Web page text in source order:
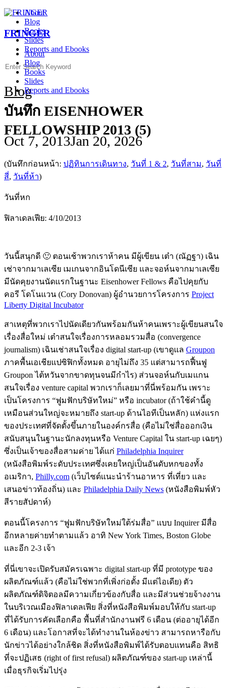
Skip
content
FRINGER
About
Blog
Books
Slides
Reports and Ebooks
About
Blog
Books
Slides
Reports and Ebooks
Search
Blog
บันทึก EISENHOWER
FELLOWSHIP 2013 (5)
Oct 7, 2013Jan 20, 2026
(บันทึกก่อนหน้า: ปฏิทินการเดินทาง, วันที่ 1 & 2, วันที่สาม, วันที่
สี่, วันที่ห้า)
วันที่หก
ฟิลาเดลเฟีย: 4/10/2013
วันนี้สนุกดี 🙂 ตอนเช้าพวกเราห้าคน มีผู้เขียน เต๋า (ณัฏฐา) เฉิน
เช่าจากมาเลเซีย เมเกนจากอินโดนีเซีย และจอห์นจากมาเลเซีย
มีนัดคุยงานนัดแรกในฐานะ Eisenhower Fellows คือไปคุยกับ
คอรี โดโนแวน (Cory Donovan) ผู้อำนวยการโครงการ Project
Liberty Digital Incubator
สาเหตุที่พวกเราไปนัดเดียวกันพร้อมกันห้าคนเพราะผู้เขียนสนใจ
เรื่องสื่อใหม่ เต๋าสนใจเรื่องการหลอมรวมสื่อ (convergence
journalism) เฉินเช่าสนใจเรื่อง digital start-up (เขาดูแล Groupon
ภาคพื้นเอเชียแปซิฟิกทั้งหมด อายุไม่ถึง 35 แต่สามารถฟื้นฟู
Groupon ไต้หวันจากขาดทุนจนมีกำไร) ส่วนจอห์นกับเมแกน
สนใจเรื่อง venture capital พวกเราก็เลยมาที่นี่พร้อมกัน เพราะ
เป็นโครงการ “ฟูมฟักบริษัทใหม่” หรือ incubator (ถ้าใช้คำนี้ดู
เหมือนส่วนใหญ่จะหมายถึง start-up ด้านไอทีเป็นหลัก) แห่งแรก
ของประเทศที่จัดตั้งขึ้นภายในองค์กรสื่อ (คือไม่ใช่สื่อออกเงิน
สนับสนุนในฐานะนักลงทุนหรือ Venture Capital ใน start-up เฉยๆ)
ซึ่งเป็นเจ้าของสื่อสามค่าย ได้แก่ Philadelphia Inquirer
(หนังสือพิมพ์ระดับประเทศซึ่งเคยใหญ่เป็นอันดับหกของทั้ง
อเมริกา, Philly.com (เว็บไซต์แนะนำร้านอาหาร ที่เที่ยว และ
เสนอข่าวท้องถิ่น) และ Philadelphia Daily News (หนังสือพิมพ์หัว
สีรายสัปดาห์)
ตอนนี้โครงการ “ฟูมฟักบริษัทใหม่ใต้ร่มสื่อ” แบบ Inquirer มีสื่อ
อีกหลายค่ายทำตามแล้ว อาทิ New York Times, Boston Globe
และอีก 2-3 เจ้า
ที่นี่เขาจะเปิดรับสมัครเฉพาะ digital start-up ที่มี prototype ของ
ผลิตภัณฑ์แล้ว (คือไม่ใช่พวกที่เพิ่งก่อตั้ง มีแต่ไอเดีย) ตัว
ผลิตภัณฑ์ดิจิตอลมีความเกี่ยวข้องกับสื่อ และมีส่วนช่วยจ้างงาน
ในบริเวณเมืองฟิลาเดลเฟีย สิ่งที่หนังสือพิมพ์มอบให้กับ start-up
ที่ได้รับการคัดเลือกคือ พื้นที่สำนักงานฟรี 6 เดือน (ต่ออายุได้อีก
6 เดือน) และโอกาสที่จะได้ทำงานในห้องข่าว สามารถหารือกับ
นักข่าวได้อย่างใกล้ชิด สิ่งที่หนังสือพิมพ์ได้รับตอบแทนคือ สิทธิ
ที่จะปฏิเสธ (right of first refusal) ผลิตภัณฑ์ของ start-up เหล่านี้
เมื่อธุรกิจเริ่มไปรุ่ง